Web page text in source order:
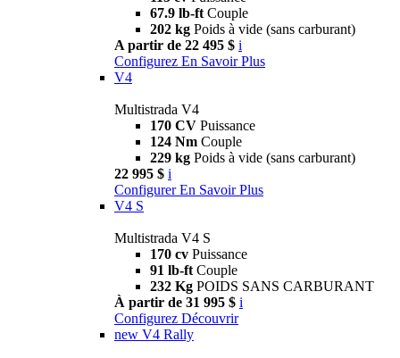
67.9 lb-ft Couple
202 kg Poids à vide (sans carburant)
A partir de 22 495 $ i
Configurez En Savoir Plus
V4
Multistrada V4
170 CV Puissance
124 Nm Couple
229 kg Poids à vide (sans carburant)
22 995 $ i
Configurer En Savoir Plus
V4 S
Multistrada V4 S
170 cv Puissance
91 lb-ft Couple
232 Kg POIDS SANS CARBURANT
À partir de 31 995 $ i
Configurez Découvrir
new V4 Rally